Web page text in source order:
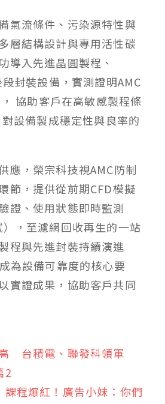
氣流條件、污染源特性與
層結構設計與專用活性碳
導入先進晶圓製程、
封裝設備，實測證明AMC
協助客戶在高敏感製程條
設備製成穩定性與良率的
應，榮宗科技視AMC防制
節，提供從前期CFD模擬
證、使用狀態即時監測
），至濾網回收再生的一站
程與先進封裝持續演進
為設備可靠度的核心要
實證成果，協助客戶共同
台積電、聯發科領軍
2
課程爆紅！廣告小妹：你們